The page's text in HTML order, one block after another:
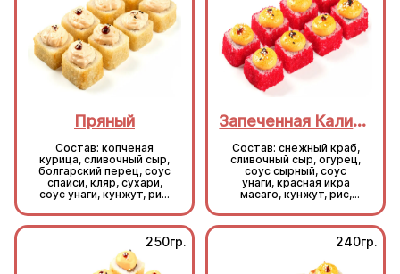
Пряный
Состав: копченая
курица, сливочный сыр,
болгарский перец, соус
спайси, кляр, сухари,
соус унаги, кунжут, рис,
Запеченная Калифорния
Состав: снежный краб,
сливочный сыр, огурец,
соус сырный, соус
унаги, красная икра
масаго, кунжут, рис,
250гр. 240гр.